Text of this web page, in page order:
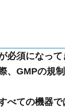
必須になっ
、GMPの規
べての機器